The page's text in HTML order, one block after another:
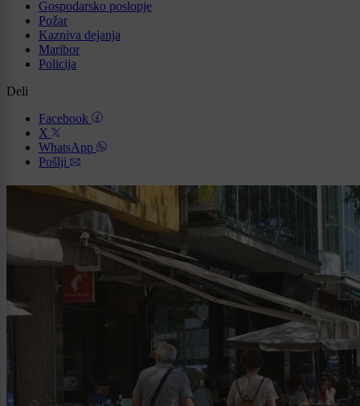
Gospodarsko poslopje
Požar
Kazniva dejanja
Maribor
Policija
Deli
Facebook
X
WhatsApp
Pošlji